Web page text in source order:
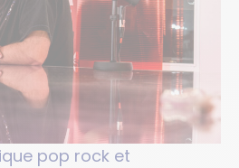
pop rock et